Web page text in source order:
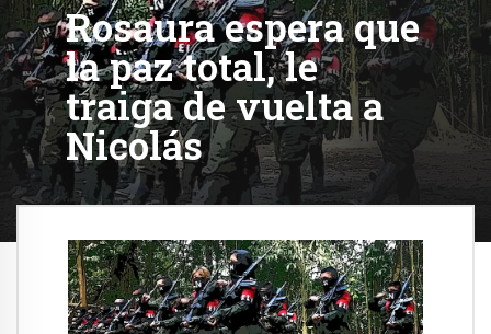
Rosaura espera que
la paz total, le
traiga de vuelta a
Nicolás